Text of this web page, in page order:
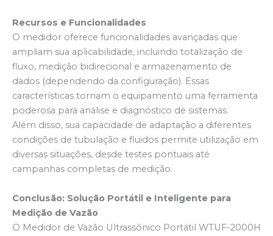
Recursos e Funcionalidades
O medidor oferece funcionalidades avançadas que
ampliam sua aplicabilidade, incluindo totalização de
fluxo, medição bidirecional e armazenamento de
dados (dependendo da configuração). Essas
características tornam o equipamento uma ferramenta
poderosa para análise e diagnóstico de sistemas.
Além disso, sua capacidade de adaptação a diferentes
condições de tubulação e fluidos permite utilização em
diversas situações, desde testes pontuais até
campanhas completas de medição.
Conclusão: Solução Portátil e Inteligente para
Medição de Vazão
O Medidor de Vazão Ultrassônico Portátil WTUF-2000H